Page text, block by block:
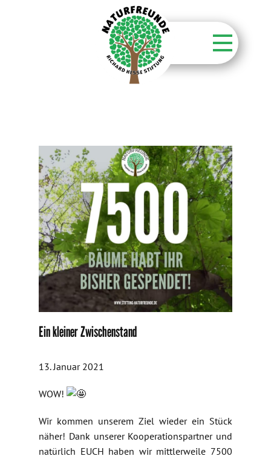
Über unsere Wälder
Kontakt
Aktuelles
Ein kleiner Zwischenstand
13. Januar 2021
WOW!
Wir kommen unserem Ziel wieder ein Stück
näher! Dank unserer Kooperationspartner und
natürlich EUCH haben wir mittlerweile 7500